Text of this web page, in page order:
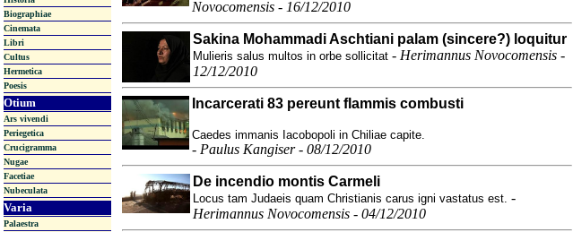
Biographiae
Cinemata
Libri
Cultus
Hermetica
Poesis
Otium
Ars vivendi
Periegetica
Crucigramma
Nugae
Facetiae
Nubeculata
Varia
Palaestra
Novocomensis - 16/12/2010
Sakina Mohammadi Aschtiani palam (sincere?) loquitur
Mulieris salus multos in orbe sollicitat - Herimannus Novocomensis -
12/12/2010
Incarcerati 83 pereunt flammis combusti
Caedes immanis Iacobopoli in Chiliae capite.
- Paulus Kangiser - 08/12/2010
De incendio montis Carmeli
Locus tam Judaeis quam Christianis carus igni vastatus est. -
Herimannus Novocomensis - 04/12/2010